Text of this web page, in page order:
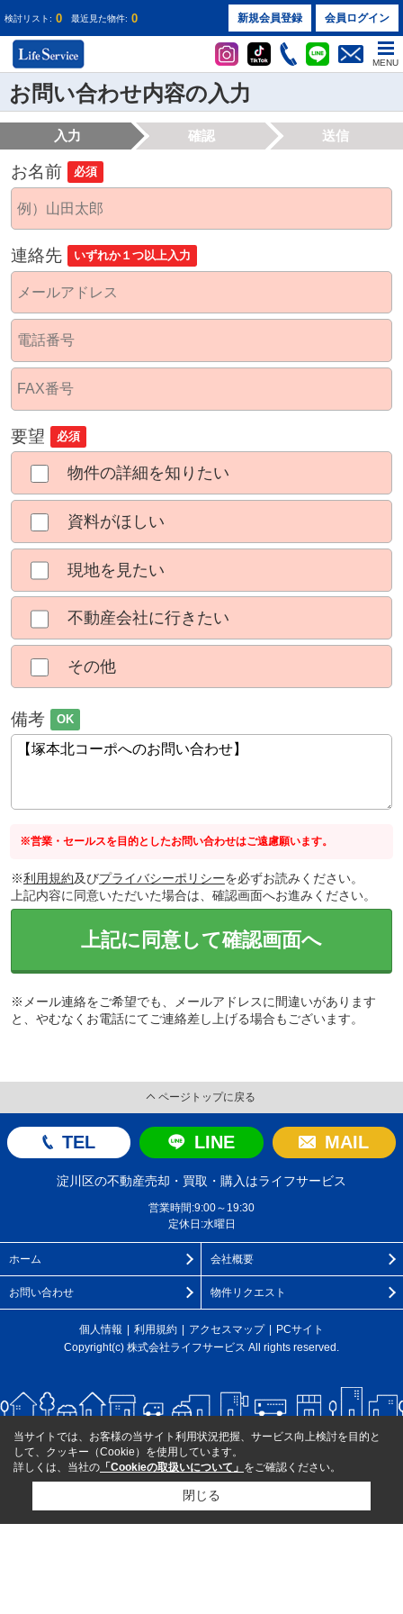
検討リスト: 0 最近見た物件: 0 新規会員登録 会員ログイン
MENU
お問い合わせ内容の入力
入力 確認 送信
お名前 必須
連絡先 いずれか１つ以上入力
要望 必須
物件の詳細を知りたい
資料がほしい
現地を見たい
不動産会社に行きたい
その他
備考 OK
※営業・セールスを目的としたお問い合わせはご遠慮願います。
※利用規約及びプライバシーポリシーを必ずお読みください。
上記内容に同意いただいた場合は、確認画面へお進みください。
上記に同意して確認画面へ
※メール連絡をご希望でも、メールアドレスに間違いがあります
と、やむなくお電話にてご連絡差し上げる場合もございます。
ページトップに戻る
TEL LINE MAIL
淀川区の不動産売却・買取・購入はライフサービス
営業時間:9:00～19:30
定休日:水曜日
ホーム 会社概要
お問い合わせ 物件リクエスト
個人情報 利用規約 アクセスマップ
PCサイト
Copyright(c) 株式会社ライフサービス All rights reserved.
当サイトでは、お客様の当サイト利用状況把握、サービス向上検討を目的と
して、クッキー（Cookie）を使用しています。
詳しくは、当社の 「Cookieの取扱いについて」 をご確認ください。
閉じる